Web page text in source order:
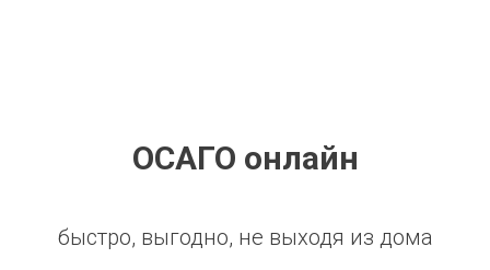
ОСАГО онлайн
быстро, выгодно, не выходя из дома